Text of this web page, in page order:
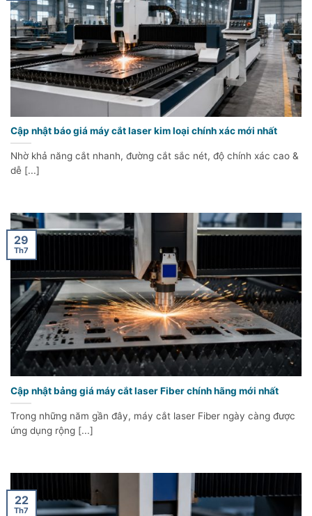
Cập nhật báo giá máy cắt laser kim loại chính xác mới nhất
Nhờ khả năng cắt nhanh, đường cắt sắc nét, độ chính xác cao &
dễ [...]
Cập nhật bảng giá máy cắt laser Fiber chính hãng mới nhất
Trong những năm gần đây, máy cắt laser Fiber ngày càng được
ứng dụng rộng [...]
29
Th7
22
Th7